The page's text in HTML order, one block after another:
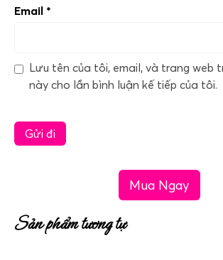
Email *
Lưu tên của tôi, email, và trang web
này cho lần bình luận kế tiếp của tôi.
Mua Ngay
Sản phẩm tương tự